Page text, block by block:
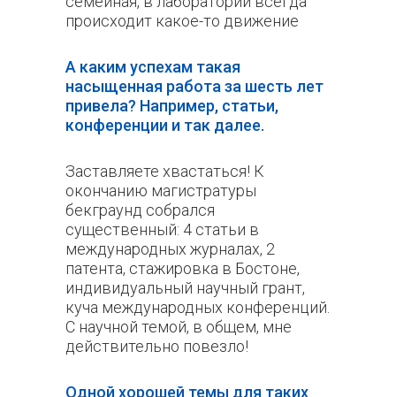
происходит какое-то движение
А каким успехам такая
насыщенная работа за шесть лет
привела? Например, статьи,
конференции и так далее.
Заставляете хвастаться! К
окончанию магистратуры
бекграунд собрался
существенный: 4 статьи в
международных журналах, 2
патента, стажировка в Бостоне,
индивидуальный научный грант,
куча международных конференций.
С научной темой, в общем, мне
действительно повезло!
Одной хорошей темы для таких